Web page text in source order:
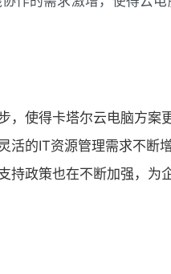
使得卡塔尔云电脑方案
的IT资源管理需求不断增
持政策也在不断加强，为